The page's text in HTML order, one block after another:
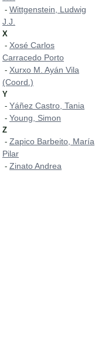
- Wittgenstein, Ludwig
J.J.
X
- Xosé Carlos
Carracedo Porto
- Xurxo M. Ayán Vila
(Coord.)
Y
- Yáñez Castro, Tania
- Young, Simon
Z
- Zapico Barbeito, María
Pilar
- Zinato Andrea